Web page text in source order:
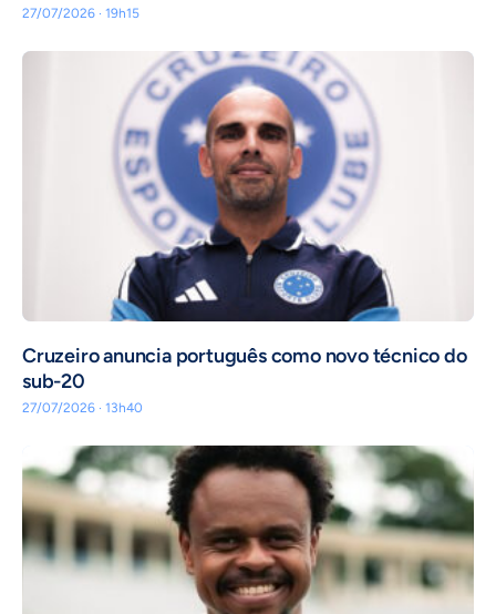
27/07/2026 · 19h15
Cruzeiro anuncia português como novo técnico do
sub-20
27/07/2026 · 13h40